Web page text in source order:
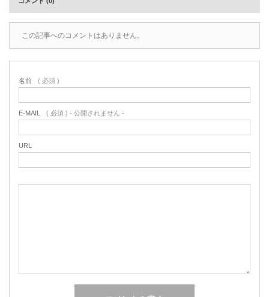
この記事へのコメントはありません。
名前 ( 必須 )
E-MAIL ( 必須 ) - 公開されません -
URL